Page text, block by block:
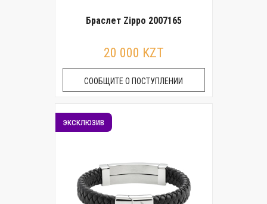
Браслет Zippo 2007165
20 000 KZT
СООБЩИТЕ О ПОСТУПЛЕНИИ
эксклюзив